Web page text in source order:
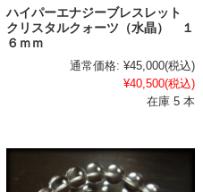
ハイパーエナジーブレスレット
クリスタルクォーツ（水晶） １
６ｍｍ
通常価格: ¥45,000(税込)
¥40,500(税込)
在庫 5 本